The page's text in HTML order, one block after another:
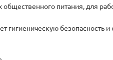
питания, для
безопасность и